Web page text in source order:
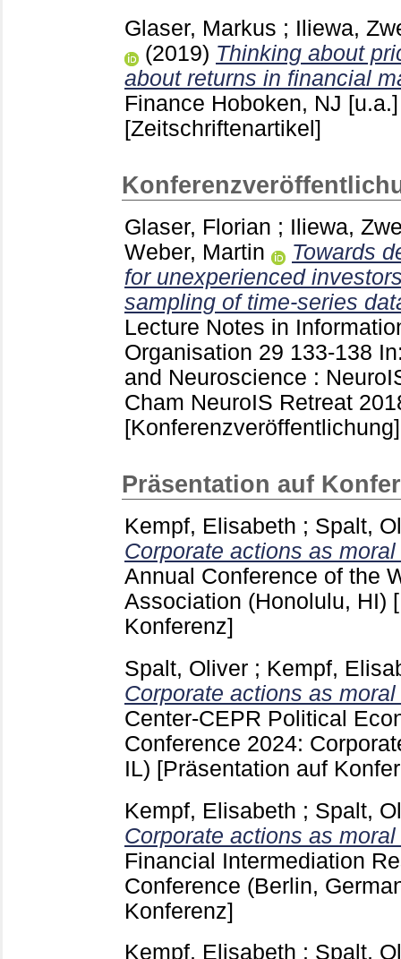
Glaser, Markus ; Iliewa,
(2019) Thinking about
about returns in financial
Finance Hoboken, NJ
[Zeitschriftenartikel]
Glaser, Florian ; Iliewa,
Weber, Martin
Towards
for unexperienced
sampling of time-series
Lecture Notes in
Organisation 29 133-138
and Neuroscience :
Cham NeuroIS Retreat
[Konferenzveröffentlichung]
Präsentation auf
Kempf, Elisabeth ; Spalt,
Corporate actions as
Annual Conference of the
Association (Honolulu, HI)
Konferenz]
Spalt, Oliver ; Kempf,
Corporate actions as
Center-CEPR Political
Conference 2024:
IL) [Präsentation auf
Kempf, Elisabeth ; Spalt,
Corporate actions as
Financial Intermediation
Conference (Berlin,
Konferenz]
Kempf, Elisabeth ; Spalt,